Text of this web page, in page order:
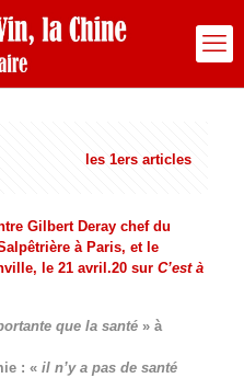
les 1ers articles
Gilbert Deray chef du
à Paris, et le
le 21 avril.20 sur C’est à
que la santé » à
: «il n’y a pas de santé